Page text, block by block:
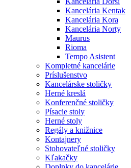
Kancelária Kentak
Kancelária Kora
Kancelária Norty
Maurus
Rioma
Tempo Asistent
Kompletné kancelárie
Príslušenstvo
Kancelárske stoličky
Herné kreslá
Konferenčné stoličky
Písacie stoly
Herné stoly
Regály a knižnice
Kontajnery
Stohovateľné stoličky
Kľakačky